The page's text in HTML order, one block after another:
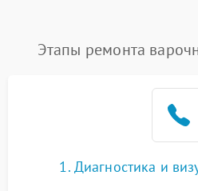
Этапы ремонта
1. Диагностика и